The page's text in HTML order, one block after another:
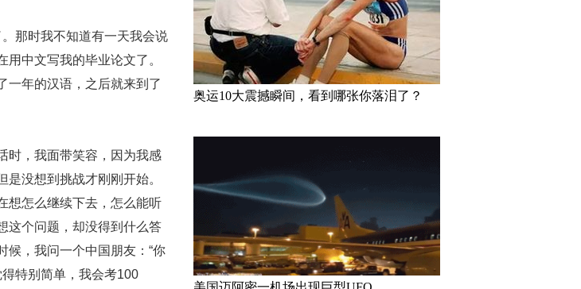
那时我不知道有一天我会说
中文写我的毕业论文了。
一年的汉语，之后就来到了
时，我面带笑容，因为我感
没想到挑战才刚刚开始。
想怎么继续下去，怎么能听
这个问题，却没得到什么答
候，我问一个中国朋友：“你
得特别简单，我会考100
奥运10大震撼瞬间，看到哪张你落泪了？